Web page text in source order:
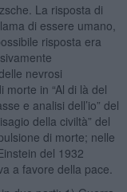
La risposta di
di essere umano,
risposta era
nevrosi
in “Al di là del
e analisi dell’io” del
della civiltà” del
di morte; nelle
del 1932
a favore della pace.